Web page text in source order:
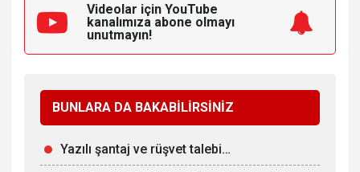
Videolar için YouTube
kanalımıza abone olmayı
unutmayın!
BUNLARA DA BAKABİLİRSİNİZ
Yazılı şantaj ve rüşvet talebi…